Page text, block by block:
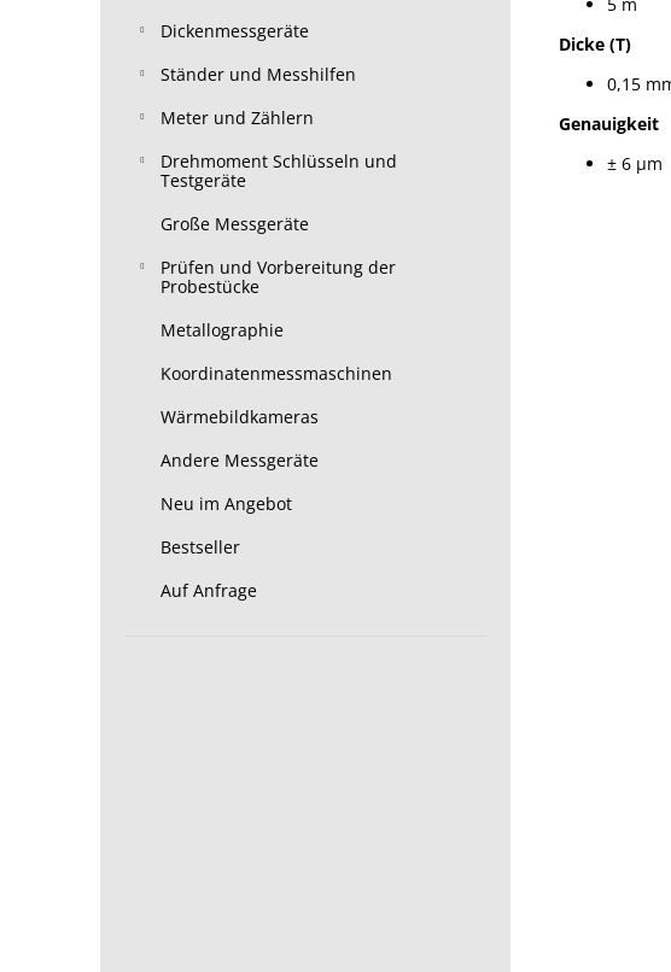
Dickenmessgeräte
Ständer und Messhilfen
Meter und Zählern
Drehmoment Schlüsseln und
Testgeräte
Große Messgeräte
Prüfen und Vorbereitung der
Probestücke
Metallographie
Koordinatenmessmaschinen
Wärmebildkameras
Andere Messgeräte
Neu im Angebot
Bestseller
Auf Anfrage
Dicke (T)
0,15
Genauigkeit
± 6 µm